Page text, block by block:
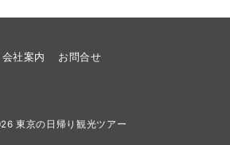
会社案内 お問合せ
東京の日帰り観光ツアー